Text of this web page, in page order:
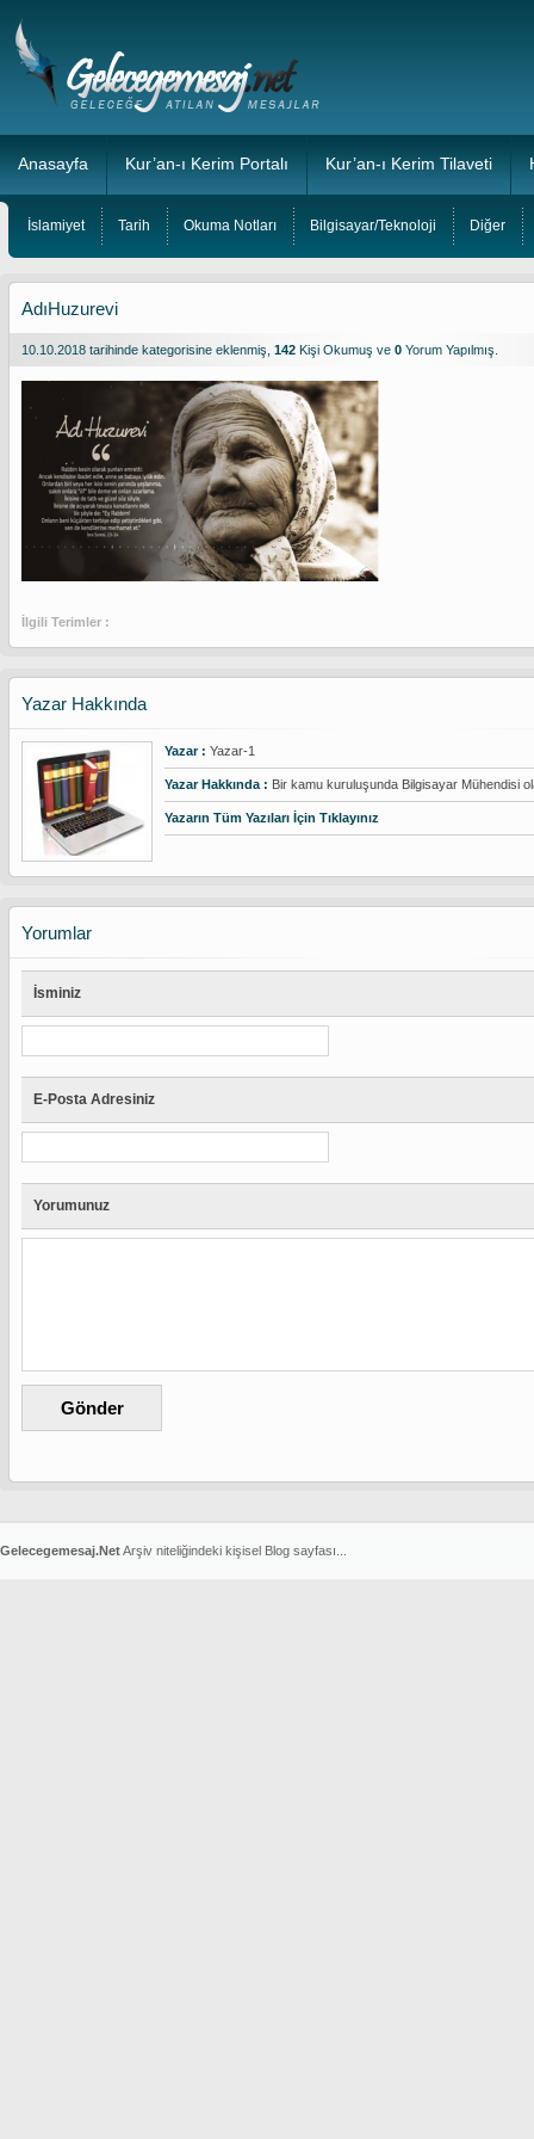
Anasayfa Kur’an-ı Kerim Portalı Kur’an-ı Kerim Tilaveti
İslamiyet Tarih Okuma Notları Bilgisayar/Teknoloji Diğer
AdıHuzurevi
10.10.2018 tarihinde kategorisine eklenmiş, 142 Kişi Okumuş ve 0 Yorum Yapılmış.
İlgili Terimler :
Yazar Hakkında
Yazar : Yazar-1
Yazar Hakkında : Bir kamu kuruluşunda Bilgisayar Mühendisi
Yazarın Tüm Yazıları İçin Tıklayınız
Yorumlar
İsminiz
E-Posta Adresiniz
Yorumunuz
Gelecegemesaj.NetArşiv niteliğindeki kişisel Blog sayfası...